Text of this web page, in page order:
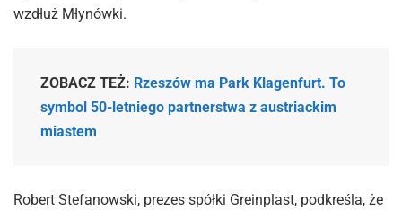
wzdłuż Młynówki.
ZOBACZ TEŻ: Rzeszów ma Park Klagenfurt. To
symbol 50-letniego partnerstwa z austriackim
miastem
Robert Stefanowski, prezes spółki Greinplast, podkreśla, że